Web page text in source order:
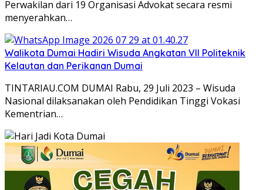
Perwakilan dari 19 Organisasi Advokat secara resmi
menyerahkan…
Walikota Dumai Hadiri Wisuda Angkatan VII Politeknik
Kelautan dan Perikanan Dumai
TINTARIAU.COM DUMAI Rabu, 29 Juli 2023 – Wisuda
Nasional dilaksanakan oleh Pendidikan Tinggi Vokasi
Kementrian…